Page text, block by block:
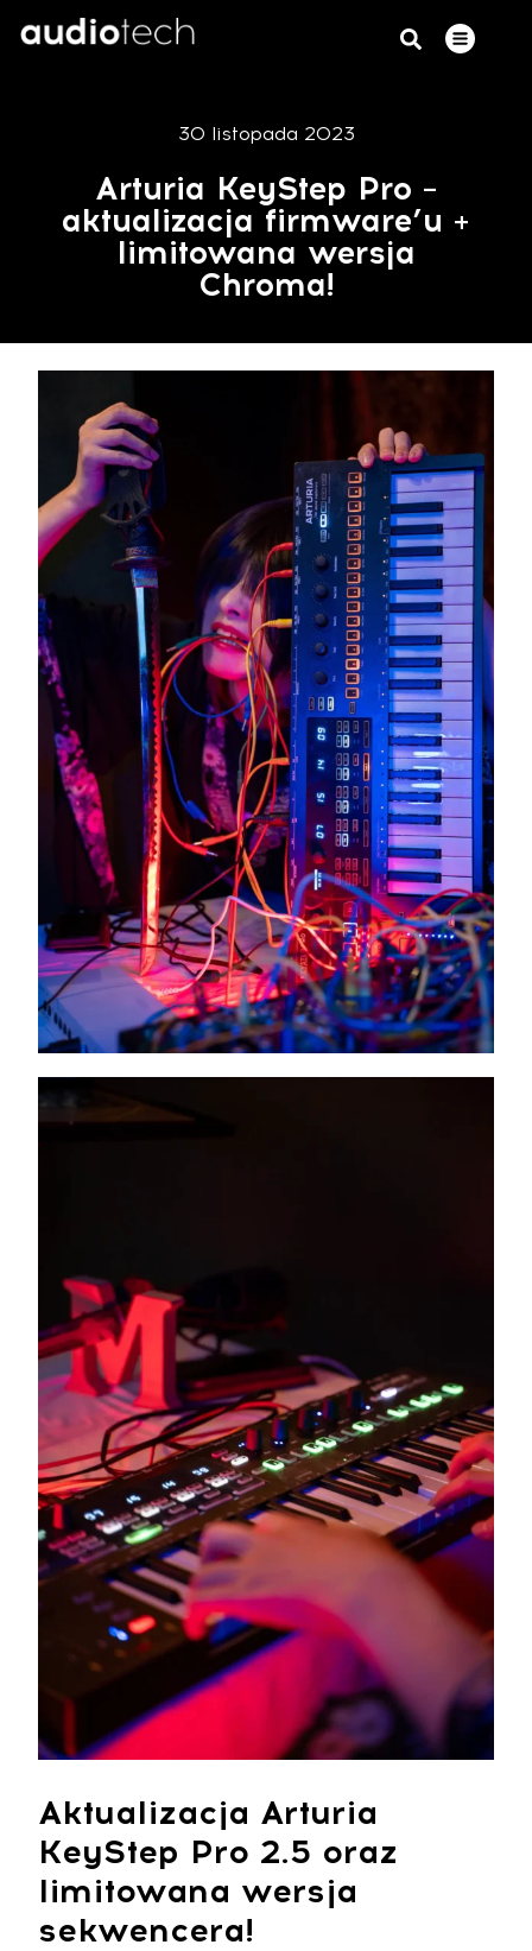
30 listopada 2023
Arturia KeyStep Pro –
aktualizacja firmware’u +
limitowana wersja
Chroma!
Aktualizacja Arturia
KeyStep Pro 2.5 oraz
limitowana wersja
sekwencera!